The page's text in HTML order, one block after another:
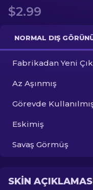
Eldiven
Kasalar
Diğer
$2.99
NORMAL DIŞ
Fabrikadan Yeni
Az Aşınmış
Görevde
Eskimiş
Savaş Görmüş
SKIN